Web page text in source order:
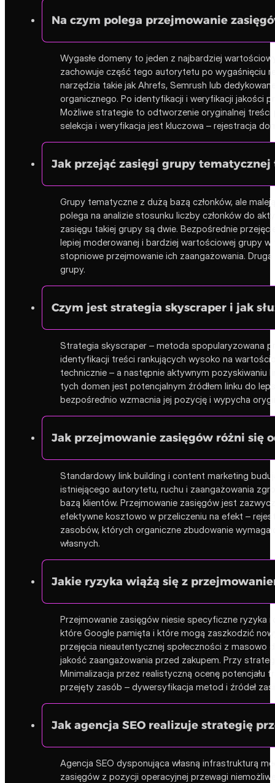
Na czym polega przejmowanie
Wygasłe domeny to jeden z najbardziej
zachowuje część tego autorytetu po wygaśnięciu
narzędzia takie jak Ahrefs, Semrush lub
organicznego. Po identyfikacji i weryfikacji jakości
Możliwe strategie to odtworzenie oryginalnej treści
selekcja i weryfikacja jest kluczowa – rejestracja
Jak przejąć zasięgi grupy tematycznej
Grupy tematyczne z dużą bazą członków, ale
polega na analizie stosunku liczby członków do
zasięgu takiej grupy są dwie. Bezpośrednie
lepiej moderowanej i bardziej wartościowej grupy
stopniowe przejmowanie ich zaangażowania.
grupy.
Czym jest strategia skyscraper i jak
Strategia skyscraper – metoda spopularyzowana
identyfikacji treści rankujących wysoko na
technicznie – a następnie aktywnym pozyskiwaniu
tych domen jest potencjalnym źródłem linku do
bezpośrednio wzmacnia jej pozycję i wypycha
Jak przejmowanie zasięgów różni się
Standardowy link building i content marketing
istniejącego autorytetu, ruchu i zaangażowania
bazą klientów. Przejmowanie zasięgów jest
efektywne kosztowo w przeliczeniu na efekt –
zasobów, których organiczne zbudowanie
własnych.
Jakie ryzyka wiążą się z
Przejmowanie zasięgów niesie specyficzne ryzyka
które Google pamięta i które mogą zaszkodzić
przejęcia nieautentycznej społeczności z masowo
jakość zaangażowania przed zakupem. Przy
Minimalizacja przez realistyczną ocenę
przejęty zasób – dywersyfikacja metod i źródeł
Jak agencja SEO realizuje strategię
Agencja SEO dysponująca własną infrastrukturą
zasięgów z pozycji operacyjnej przewagi